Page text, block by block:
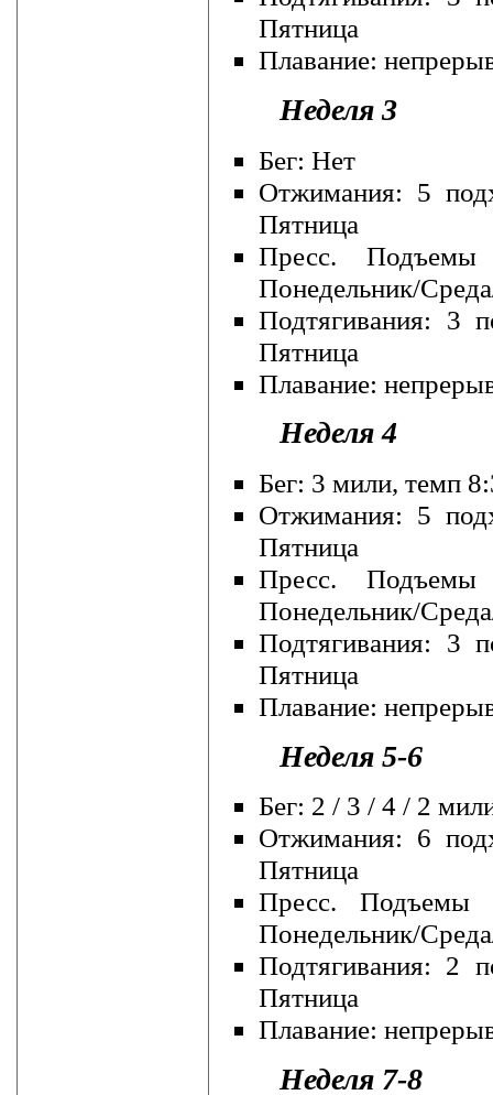
Пятница
Плавание:
Неделя 3
Бег: Нет
Отжимания: 5
Пятница
Пресс.
Понедельник/
Подтягивания: 3
Пятница
Плавание:
Неделя 4
Бег: 3 мили, темп
Отжимания: 5
Пятница
Пресс.
Понедельник/
Подтягивания: 3
Пятница
Плавание:
Неделя 5-6
Бег: 2 / 3 / 4 / 2
Отжимания: 6
Пятница
Пресс. Подъемы
Понедельник/
Подтягивания: 2
Пятница
Плавание:
Неделя 7-8